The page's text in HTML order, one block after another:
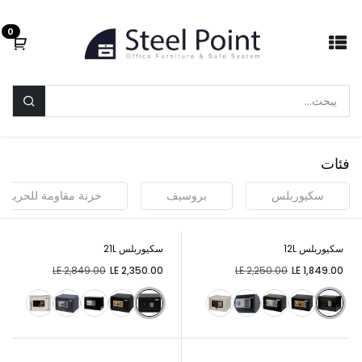
0
فئات
سكيوربلس بروسيف خزنة مقاومة للحريق
Up to 18% off
سكيوربلس 12L
2,250.00
LE 1,849.00
Up to 14% off
سكيوربلس 21L
2,849.00
LE 2,350.00
LE